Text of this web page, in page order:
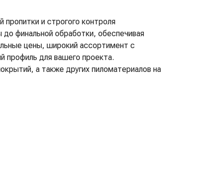
и строгого контроля
финальной обработки, обеспечивая
цены, широкий ассортимент с
профиль для вашего проекта.
а также других пиломатериалов на